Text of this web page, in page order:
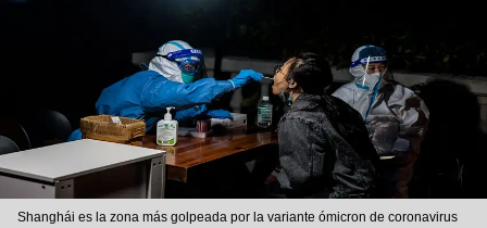
Shanghái es la zona más golpeada por la variante ómicron de coronavirus